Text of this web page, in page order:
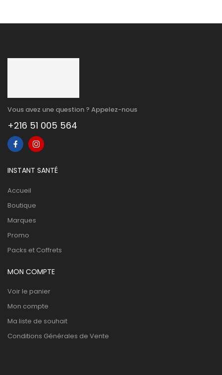
Vous avez une question ? Appelez-nous
+216 51 005 564
INSTANT SANTÉ
Accueil
Boutique
Marques
Promo
Packs et Coffrets
MON COMPTE
Voir le panier
Mon compte
Ma liste de souhait
Conditions Générales de Vente